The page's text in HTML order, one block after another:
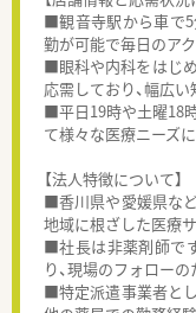
■観音寺駅から車で5
勤が可能で毎日のア
■眼科や内科をはじ
応需しており、幅広
■平日19時や土曜18
て様々な医療ニーズ
【法人特徴について】
■香川県や愛媛県な
地域に根ざした医療
■社長は非薬剤師で
り、現場のフォロー
■特定派遣事業者と